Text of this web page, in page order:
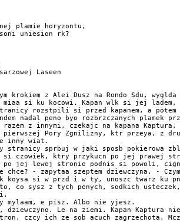
plamie horyzontu,
uniesion rk?
Laseen
krokiem z Alei Dusz na Rondo Sdu,
miaa si ku kocowi. Kapan wlk si jej
rozstpili si przed kapanem, a
nadal peno byo rozbrzczanych
z innymi, czekajc na kapana
pierwszej Pory Zgnilizny, ktr przeya, z
inny wiat.
stranicy sprbuj w jaki sposb pokierowa
si czowiek, ktry przykucn po jej prawej
po jej lewej stronie podnis si powoli, cignc
chce? - zapytaa szeptem dziewczyna. -
koysa si w przd i w ty, unoszc twarz ku
co sysz z tych penych, sodkich
mylaam, e pisz. Albo nie yjesz.
dziewczyno. Le na ziemi. Kapan Kaptura
czcy ich ze sob acuch zagrzechota.